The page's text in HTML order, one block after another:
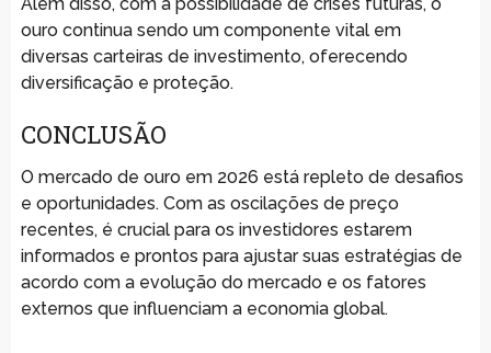
ouro continua sendo um componente vital em
diversas carteiras de investimento, oferecendo
diversificação e proteção.
CONCLUSÃO
O mercado de ouro em 2026 está repleto de desafios
e oportunidades. Com as oscilações de preço
recentes, é crucial para os investidores estarem
informados e prontos para ajustar suas estratégias de
acordo com a evolução do mercado e os fatores
externos que influenciam a economia global.